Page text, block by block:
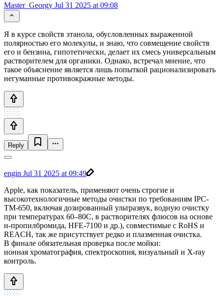
Master_Georgy Jul 31 2025 at 09:08
Я в курсе свойств этанола, обусловленных выраженной
полярностью его молекулы, и знаю, что совмещение свойств
его и бензина, гипотетически, делает их смесь универсальным
растворителем для органики. Однако, встречал мнение, что
такое объяснение является лишь попыткой рационализировать
негуманные противокражные методы.
Reply
engin Jul 31 2025 at 09:49
Apple, как показатель, применяют очень строгие и
высокотехнологичные методы очистки по требованиям IPC-
TM-650, включая дозированный ультразвук, водную очистку
при температурах 60–80С, в растворителях флюсов на основе
н-пропилбромида, HFE-7100 и др.), совместимые с RoHS и
REACH, так же присутствует редко и плазменная очистка.
В финале обязательная проверка после мойки:
ионная хроматография, спектроскопия, визуальный и X-ray
контроль.